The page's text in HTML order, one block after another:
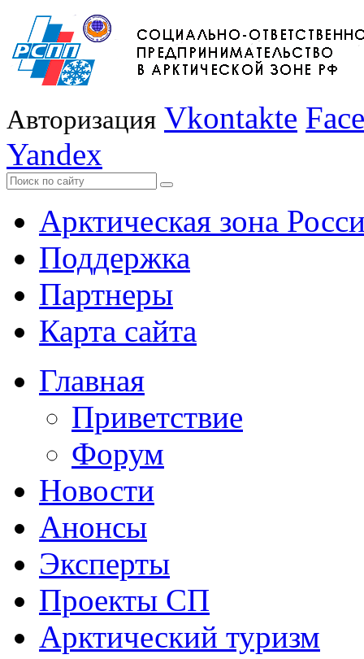
Авторизация Vkontakte
Yandex
Арктическая зона
Поддержка
Партнеры
Карта сайта
Главная
Приветствие
Форум
Новости
Анонсы
Эксперты
Проекты СП
Арктический туризм